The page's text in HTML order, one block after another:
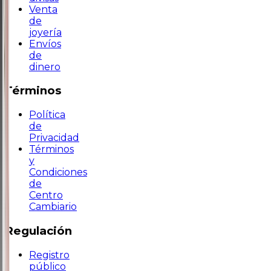
Venta
de
joyería
Envíos
de
dinero
Términos
Política
de
Privacidad
Términos
y
Condiciones
de
Centro
Cambiario
Regulación
Registro
público